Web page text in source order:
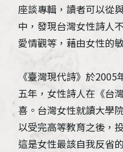
座談專輯，讀者可以從
中，發現台灣女性詩人
愛情觀等，藉由女性的
《臺灣現代詩》於
五年，女性詩人在《台
喜。台灣女性就讀大學
以受完高等教育之後，
這是女性最該自我反省